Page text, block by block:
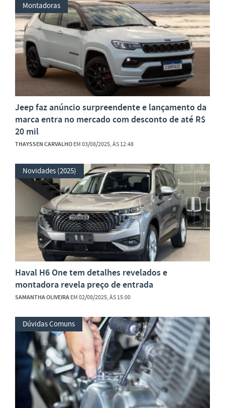
Montadoras
Jeep faz anúncio surpreendente e lançamento da
marca entra no mercado com desconto de até R$
20 mil
THAYSSEN CARVALHOEM 03/08/2025, ÀS 12:48
Novidades (2025)
Haval H6 One tem detalhes revelados e
montadora revela preço de entrada
SAMANTHA OLIVEIRAEM 02/08/2025, ÀS 15:00
Dúvidas Comuns